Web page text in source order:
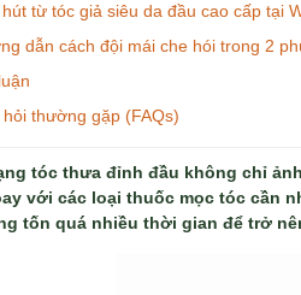
từ tóc giả siêu da đầu cao cấp tại
dẫn cách đội mái che hói trong 2
hỏi thường gặp (FAQs)
tóc thưa đỉnh đầu không chỉ
với các loại thuốc mọc tóc cần
tốn quá nhiều thời gian để trở